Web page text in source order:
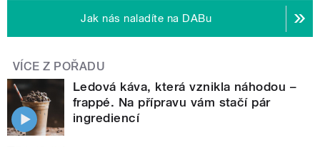
Jak nás naladíte na DABu
VÍCE Z POŘADU
Ledová káva, která vznikla náhodou –
frappé. Na přípravu vám stačí pár
ingrediencí